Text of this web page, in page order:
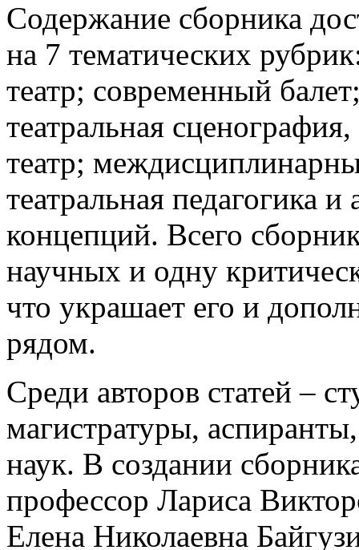
Содержание сборника
на 7 тематических
театр; современный
театральная
театр;
театральная педагогика
концепций. Всего
научных и одну
что украшает его и
рядом.
Среди авторов статей –
магистратуры,
наук. В создании
профессор Лариса
Елена Николаевна